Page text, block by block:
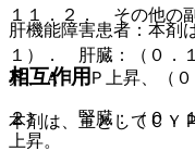
肝機能障害患者：本剤
相互作用
本剤は、主としてＣＹ
１１．２． その他の
１）． 肝臓：（０．
昇、Ａｌ−Ｐ上昇、（
２）． 腎臓：（０．
上昇。